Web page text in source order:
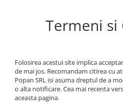
1.1.3. Embleme & Abtibilduri
1.2. Piese cu Prindere în 3
Puncte si mecanism de ridicare
1.2.1. Prindere in 3 puncte
Termeni si
Folosirea acestui site implica
de mai jos. Recomandam citirea cu
Popan SRL isi asuma dreptul de a
o alta notificare. Cea mai recenta
aceasta pagina.